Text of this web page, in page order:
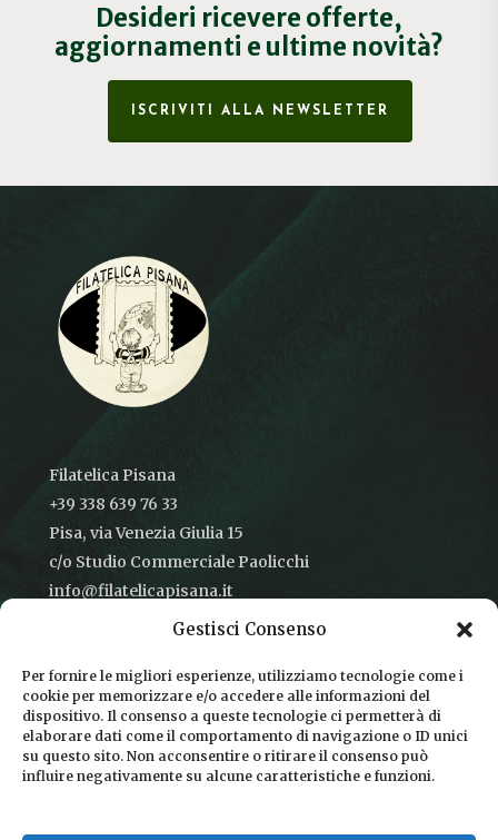
Gestisci Consenso
Per fornire le migliori esperienze, utilizziamo tecnologie come i
cookie per memorizzare e/o accedere alle informazioni del
dispositivo. Il consenso a queste tecnologie ci permetterà di
elaborare dati come il comportamento di navigazione o ID unici
su questo sito. Non acconsentire o ritirare il consenso può
influire negativamente su alcune caratteristiche e funzioni.
Desideri ricevere offerte,
aggiornamenti e ultime novità?
ISCRIVITI ALLA NEWSLETTER
Filatelica Pisana
+39 338 639 76 33
Pisa, via Venezia Giulia 15
c/o Studio Commerciale Paolicchi
info@filatelicapisana.it
CONDIZIONI DI VENDITA
INFORMATIVA SULLA PRIVACY
COOKIE POLICY